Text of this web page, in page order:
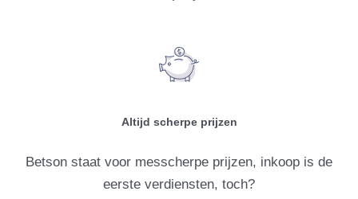
Altijd scherpe prijzen
Betson staat voor messcherpe prijzen, inkoop is de
eerste verdiensten, toch?